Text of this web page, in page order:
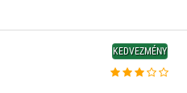
KEDVEZMÉNY